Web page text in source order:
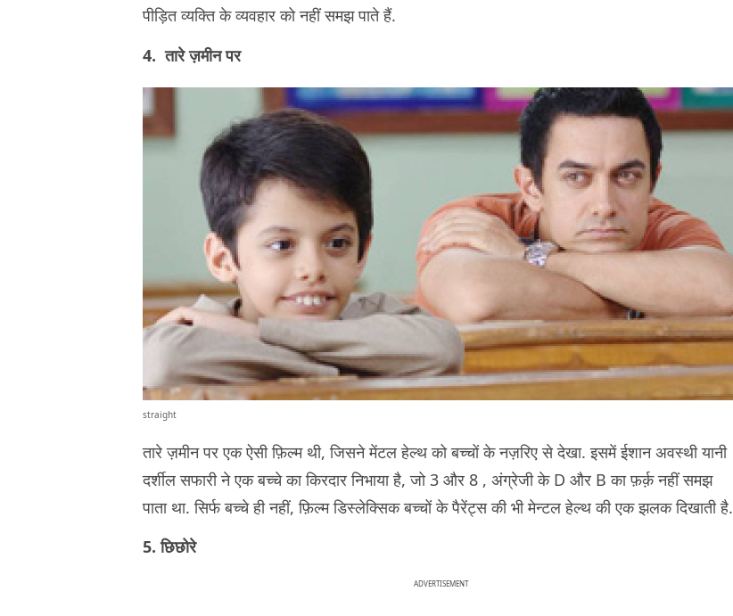
पीड़ित व्यक्ति के व्यवहार को नहीं समझ पाते हैं.
4. तारे ज़मीन पर
straight
तारे ज़मीन पर एक ऐसी फ़िल्म थी, जिसने मेंटल हेल्थ को बच्चों के नज़रिए से देखा. इसमें ईशान अवस्थी यानी
दर्शील सफारी ने एक बच्चे का किरदार निभाया है, जो 3 और 8 , अंग्रेजी के D और B का फ़र्क़ नहीं समझ
पाता था. सिर्फ बच्चे ही नहीं, फ़िल्म डिस्लेक्सिक बच्चों के पैरेंट्स की भी मेन्टल हेल्थ की एक झलक दिखाती है.
5. छिछोरे
ADVERTISEMENT